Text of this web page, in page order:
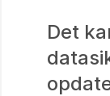
Det